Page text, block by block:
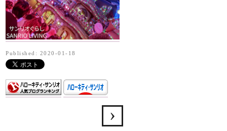
Published: 2020-01-18